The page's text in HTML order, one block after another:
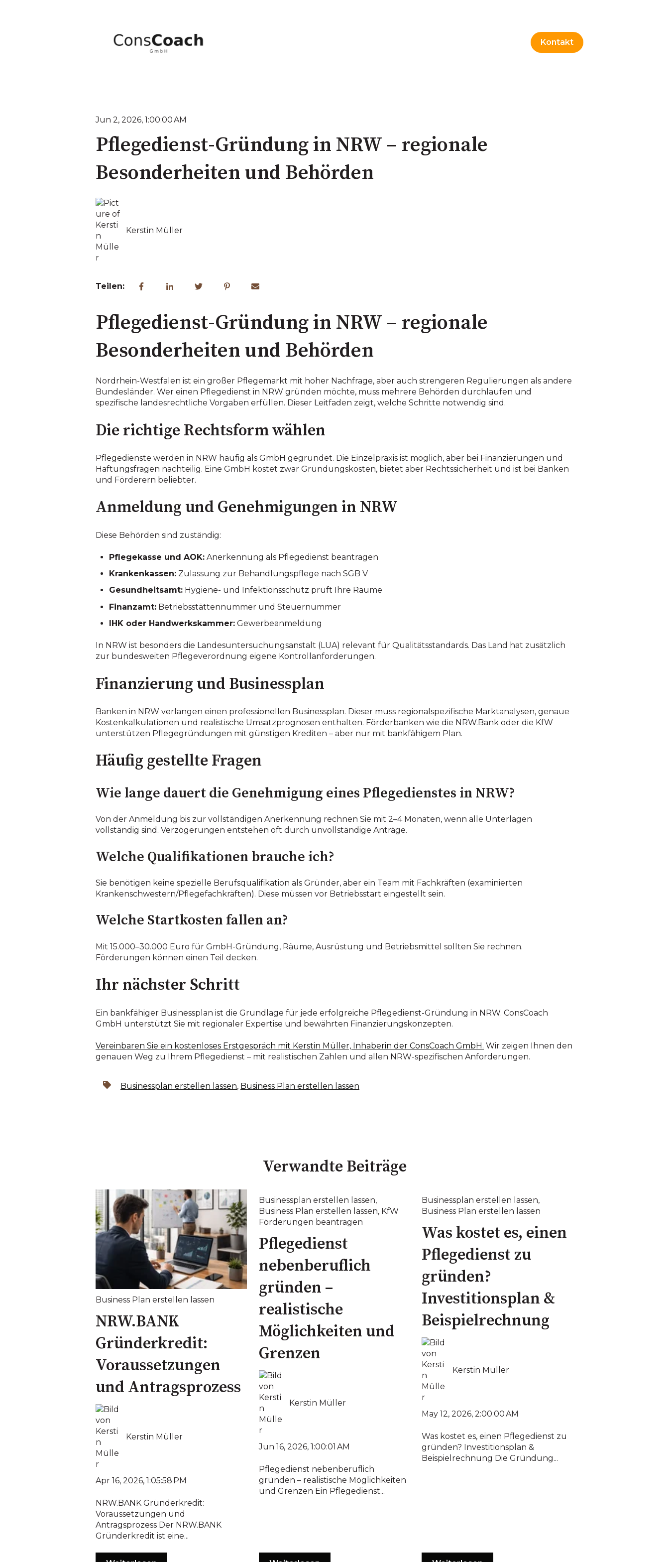
Kontakt
Jun 2, 2026, 1:00:00 AM
Pflegedienst-Gründung in NRW – regionale
Besonderheiten und Behörden
Kerstin Müller
Teilen:
Pflegedienst-Gründung in NRW – regionale
Besonderheiten und Behörden
Nordrhein-Westfalen ist ein großer Pflegemarkt mit hoher Nachfrage, aber auch strengeren Regulierungen als andere
Bundesländer. Wer einen Pflegedienst in NRW gründen möchte, muss mehrere Behörden durchlaufen und
spezifische landesrechtliche Vorgaben erfüllen. Dieser Leitfaden zeigt, welche Schritte notwendig sind.
Die richtige Rechtsform wählen
Pflegedienste werden in NRW häufig als GmbH gegründet. Die Einzelpraxis ist möglich, aber bei Finanzierungen und
Haftungsfragen nachteilig. Eine GmbH kostet zwar Gründungskosten, bietet aber Rechtssicherheit und ist bei Banken
und Förderern beliebter.
Anmeldung und Genehmigungen in NRW
Diese Behörden sind zuständig:
Pflegekasse und AOK: Anerkennung als Pflegedienst beantragen
Krankenkassen: Zulassung zur Behandlungspflege nach SGB V
Gesundheitsamt: Hygiene- und Infektionsschutz prüft Ihre Räume
Finanzamt: Betriebsstättennummer und Steuernummer
IHK oder Handwerkskammer: Gewerbeanmeldung
In NRW ist besonders die Landesuntersuchungsanstalt (LUA) relevant für Qualitätsstandards. Das Land hat zusätzlich
zur bundesweiten Pflegeverordnung eigene Kontrollanforderungen.
Finanzierung und Businessplan
Banken in NRW verlangen einen professionellen Businessplan. Dieser muss regionalspezifische Marktanalysen, genaue
Kostenkalkulationen und realistische Umsatzprognosen enthalten. Förderbanken wie die NRW.Bank oder die KfW
unterstützen Pflegegründungen mit günstigen Krediten – aber nur mit bankfähigem Plan.
Häufig gestellte Fragen
Wie lange dauert die Genehmigung eines Pflegedienstes in NRW?
Von der Anmeldung bis zur vollständigen Anerkennung rechnen Sie mit 2–4 Monaten, wenn alle Unterlagen
vollständig sind. Verzögerungen entstehen oft durch unvollständige Anträge.
Welche Qualifikationen brauche ich?
Sie benötigen keine spezielle Berufsqualifikation als Gründer, aber ein Team mit Fachkräften (examinierten
Krankenschwestern/Pflegefachkräften). Diese müssen vor Betriebsstart eingestellt sein.
Welche Startkosten fallen an?
Mit 15.000–30.000 Euro für GmbH-Gründung, Räume, Ausrüstung und Betriebsmittel sollten Sie rechnen.
Förderungen können einen Teil decken.
Ihr nächster Schritt
Ein bankfähiger Businessplan ist die Grundlage für jede erfolgreiche Pflegedienst-Gründung in NRW. ConsCoach
GmbH unterstützt Sie mit regionaler Expertise und bewährten Finanzierungskonzepten.
Vereinbaren Sie ein kostenloses Erstgespräch mit Kerstin Müller, Inhaberin der ConsCoach GmbH. Wir zeigen Ihnen den
genauen Weg zu Ihrem Pflegedienst – mit realistischen Zahlen und allen NRW-spezifischen Anforderungen.
Businessplan erstellen lassen, Business Plan erstellen lassen
Verwandte Beiträge
Business Plan erstellen lassen
NRW.BANK
Gründerkredit:
Voraussetzungen
und Antragsprozess
Kerstin Müller
Apr 16, 2026, 1:05:58 PM
NRW.BANK Gründerkredit:
Voraussetzungen und
Antragsprozess Der NRW.BANK
Gründerkredit ist eine...
Businessplan erstellen lassen,
Business Plan erstellen lassen, KfW
Förderungen beantragen
Pflegedienst
nebenberuflich
gründen –
realistische
Möglichkeiten und
Grenzen
Kerstin Müller
Jun 16, 2026, 1:00:01 AM
Pflegedienst nebenberuflich
gründen – realistische Möglichkeiten
und Grenzen Ein Pflegedienst...
Businessplan erstellen lassen,
Business Plan erstellen lassen
Was kostet es, einen
Pflegedienst zu
gründen?
Investitionsplan &
Beispielrechnung
Kerstin Müller
May 12, 2026, 2:00:00 AM
Was kostet es, einen Pflegedienst zu
gründen? Investitionsplan &
Beispielrechnung Die Gründung...